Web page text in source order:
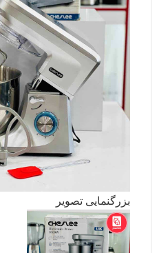
بزرگنمایی تصویر